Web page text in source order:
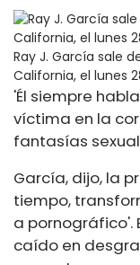
Ray J. García sale
California, el lunes
'Él siempre
víctima en la
fantasías
García, dijo, la
tiempo,
a pornográfico'.
caído en